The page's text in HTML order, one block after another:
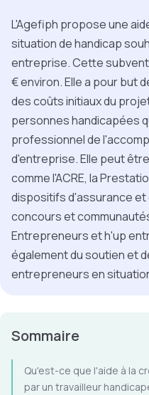
L'Agefiph propose une
situation de handicap
entreprise. Cette
€ environ. Elle a pour but
des coûts initiaux du
personnes handicapées
professionnel de
d'entreprise. Elle peut
comme l'ACRE, la
dispositifs d'assurance
concours et
Entrepreneurs et h'up
également du soutien et
entrepreneurs en
Sommaire
Qu'est-ce que l'aide à la
par un travailleur